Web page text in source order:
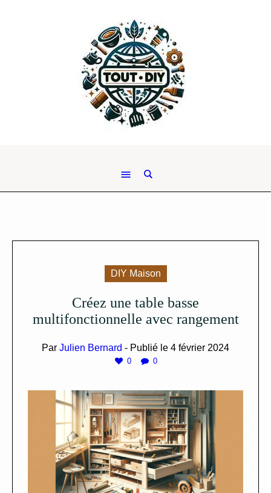
DIY Maison
Créez une table basse
multifonctionnelle avec rangement
Par Julien Bernard - Publié le 4 février 2024
0 0